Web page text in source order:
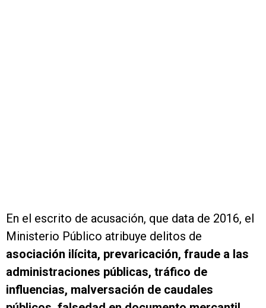
En el escrito de acusación, que data de 2016, el
Ministerio Público atribuye delitos de
asociación ilícita, prevaricación, fraude a las
administraciones públicas, tráfico de
influencias, malversación de caudales